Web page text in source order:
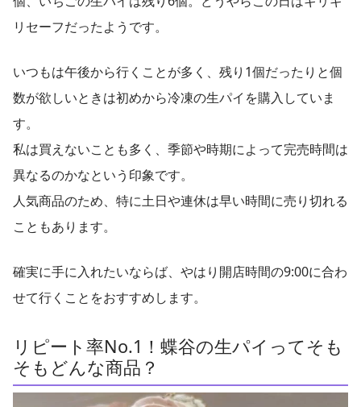
リセーフだったようです。
いつもは午後から行くことが多く、残り1個だったりと個
数が欲しいときは初めから冷凍の生パイを購入していま
す。
私は買えないことも多く、季節や時期によって完売時間は
異なるのかなという印象です。
人気商品のため、特に土日や連休は早い時間に売り切れる
こともあります。
確実に手に入れたいならば、やはり開店時間の9:00に合わ
せて行くことをおすすめします。
リピート率No.1！蝶谷の生パイってそも
そもどんな商品？